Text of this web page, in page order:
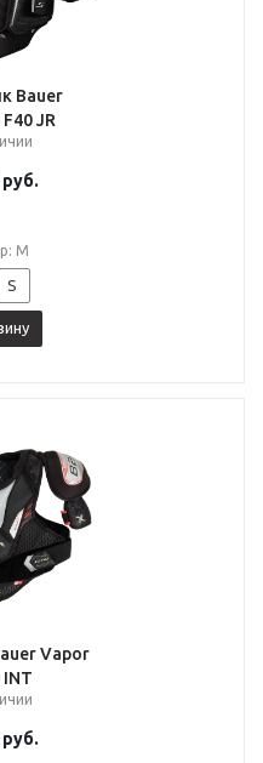
Bauer
JR
M
S
Vapor
INT